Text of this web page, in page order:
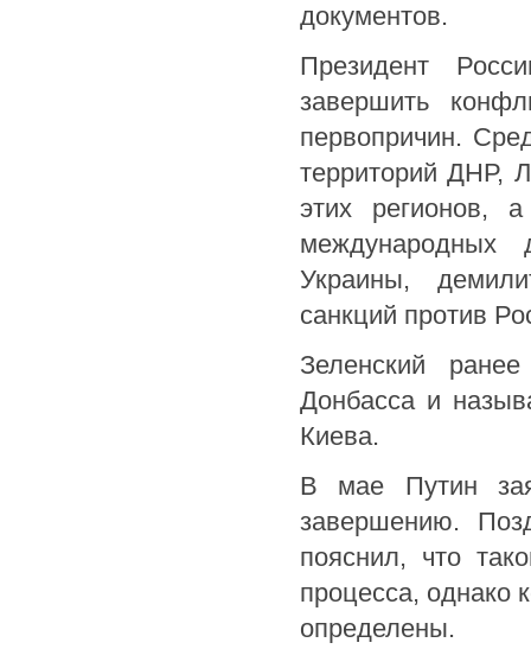
документов.
Президент
завершить
первопричин.
территорий ДНР,
этих регионов,
международных
Украины,
санкций против
Зеленский
Донбасса и
Киева.
В мае Путин
завершению.
пояснил, что
процесса, однако
определены.